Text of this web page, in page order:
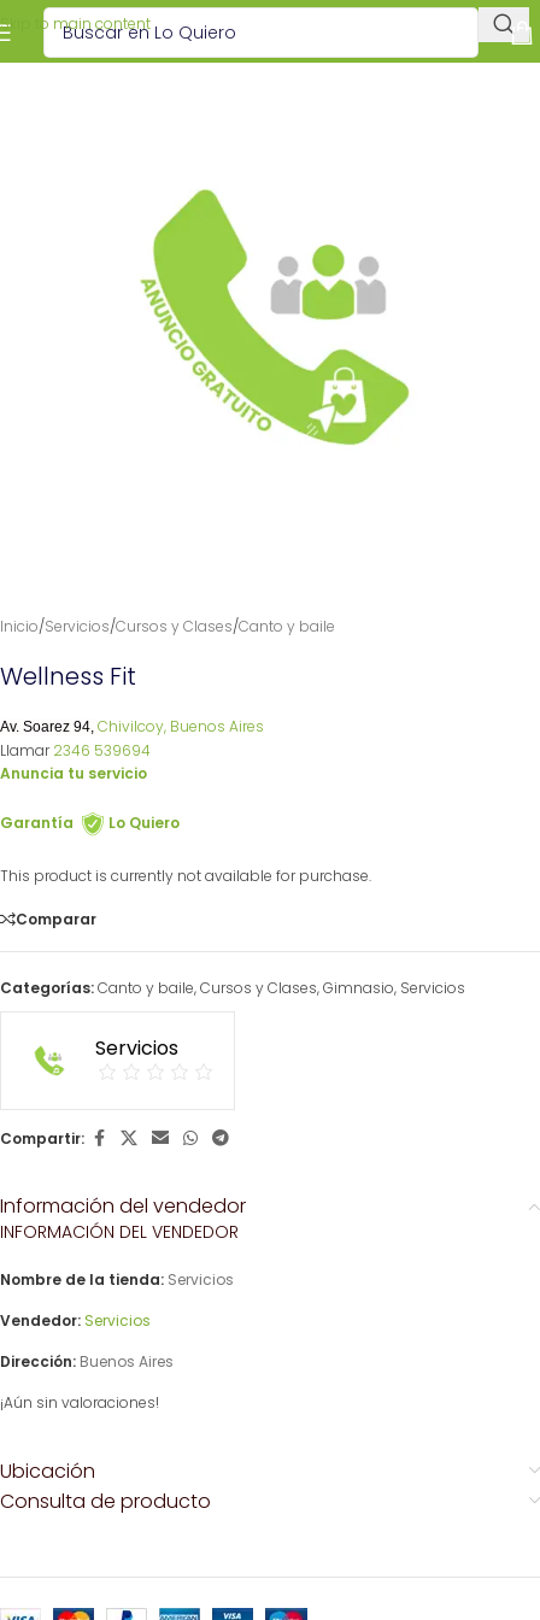
Skip to main content
Inicio/Servicios/Cursos y Clases/Canto y baile
Wellness Fit
Av. Soarez 94, Chivilcoy, Buenos Aires
Llamar2346 539694
Anuncia tu servicio
Garantía Lo Quiero
This product is currently not available for purchase.
Comparar
Categorías:Canto y baile,Cursos y Clases,Gimnasio, Servicios
Servicios
Compartir:
Información del vendedor
INFORMACIÓN DEL VENDEDOR
Nombre de la tienda: Servicios
Vendedor: Servicios
Dirección: Buenos Aires
¡Aún sin valoraciones!
Ubicación
Consulta de producto